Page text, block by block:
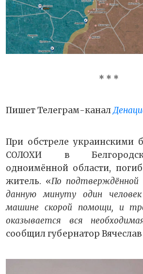
* * *
Пишет Телеграм-канал
При обстреле украинскими
СОЛОХИ в
одноимённой области,
житель. «По подтверждённой
данную минуту один
машине скорой помощи, и
оказывается вся
сообщил губернатор